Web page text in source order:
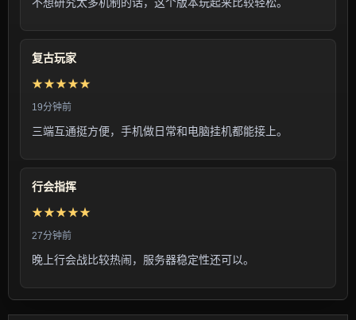
复古玩家
★★★★★
19分钟前
三端互通挺方便，手机做日常和电脑挂机都能接上。
行会指挥
★★★★★
27分钟前
晚上行会战比较热闹，服务器稳定性还可以。